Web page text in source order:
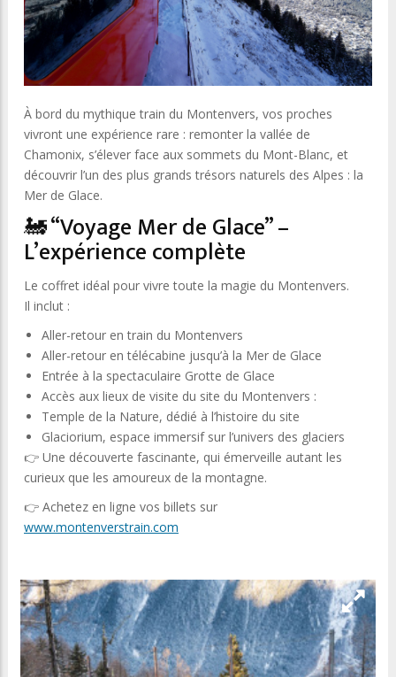
À bord du mythique train du Montenvers, vos proches
vivront une expérience rare : remonter la vallée de
Chamonix, s’élever face aux sommets du Mont-Blanc, et
découvrir l’un des plus grands trésors naturels des Alpes : la
Mer de Glace.
🚂 “Voyage Mer de Glace” –
L’expérience complète
Le coffret idéal pour vivre toute la magie du Montenvers.
Il inclut :
Aller-retour en train du Montenvers
Aller-retour en télécabine jusqu’à la Mer de Glace
Entrée à la spectaculaire Grotte de Glace
Accès aux lieux de visite du site du Montenvers :
Temple de la Nature, dédié à l’histoire du site
Glaciorium, espace immersif sur l’univers des glaciers
👉 Une découverte fascinante, qui émerveille autant les
curieux que les amoureux de la montagne.
👉 Achetez en ligne vos billets sur
www.montenverstrain.com